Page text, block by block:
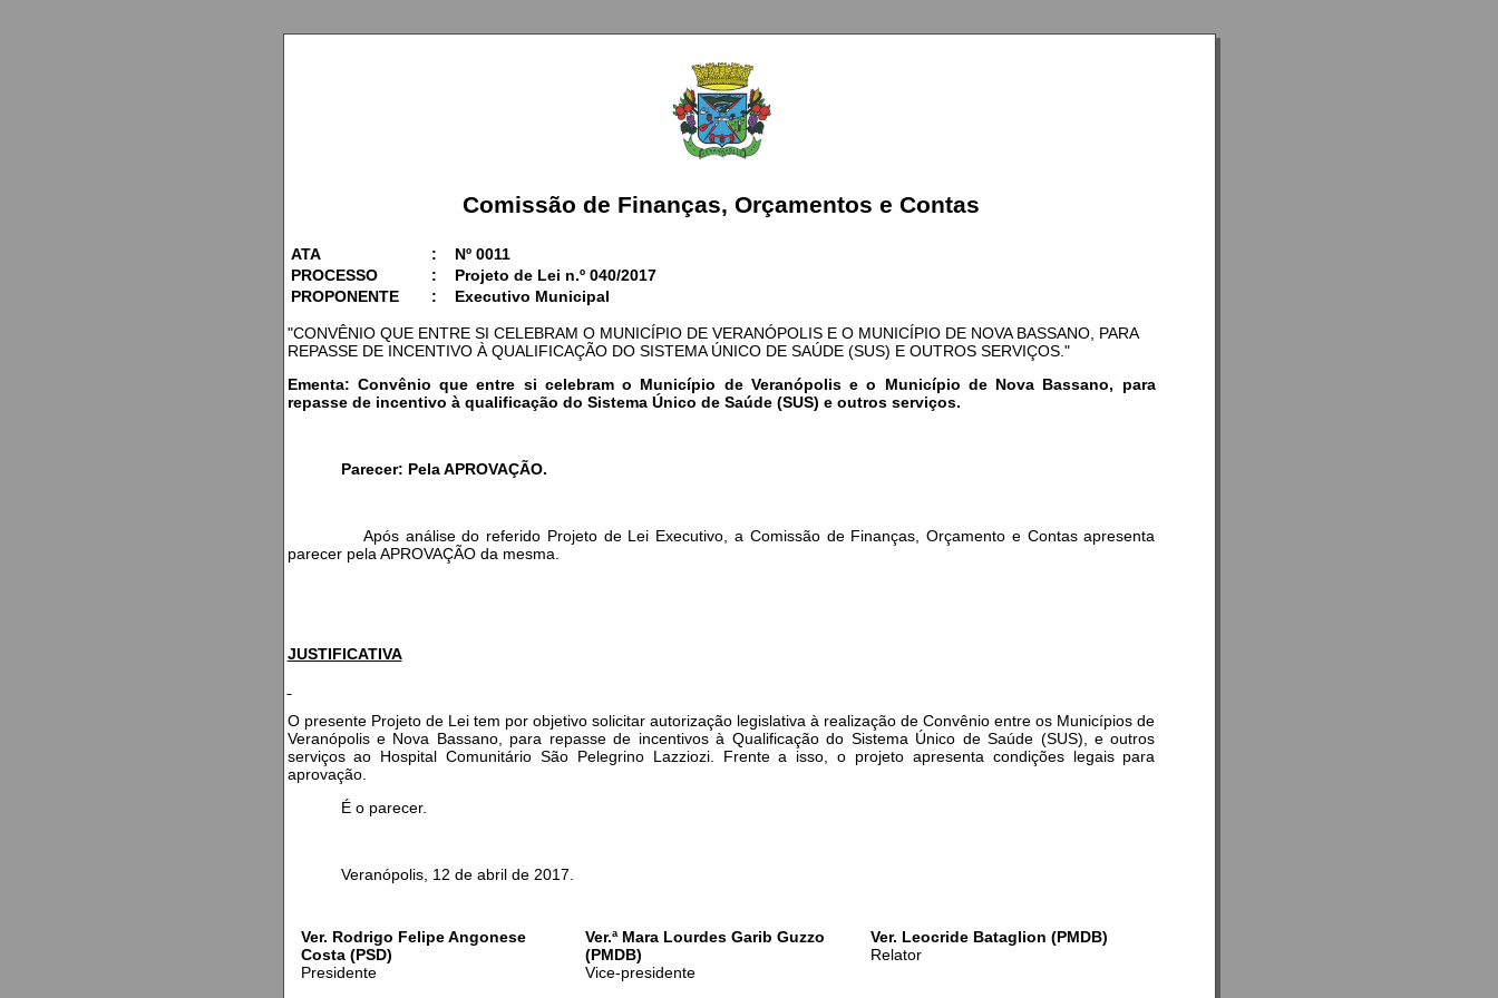
Comissão de Finanças, Orçamentos e Contas
ATA :
Nº 0011
PROCESSO
:
Projeto de Lei n.º 040/2017
PROPONENTE
: Executivo Municipal
"CONVÊNIO QUE ENTRE SI CELEBRAM O MUNICÍPIO DE VERANÓPOLIS E O MUNICÍPIO DE NOVA BASSANO, PARA
REPASSE DE INCENTIVO À QUALIFICAÇÃO DO SISTEMA ÚNICO DE SAÚDE (SUS) E OUTROS SERVIÇOS."
Ementa: Convênio que entre si celebram o Município de Veranópolis e o Município de Nova Bassano, para
repasse de incentivo à qualificação do Sistema Único de Saúde (SUS) e outros serviços.
Parecer: Pela APROVAÇÃO.
Após análise do referido Projeto de Lei Executivo, a Comissão de Finanças, Orçamento e Contas apresenta
parecer pela APROVAÇÃO da mesma.
JUSTIFICATIVA
O presente Projeto de Lei tem por objetivo solicitar autorização legislativa à realização de Convênio entre os Municípios de
Veranópolis e Nova Bassano, para repasse de incentivos à Qualificação do Sistema Único de Saúde (SUS), e outros
serviços ao Hospital Comunitário São Pelegrino Lazziozi. Frente a isso, o projeto apresenta condições legais para
aprovação.
É o parecer.
Veranópolis, 12 de abril de 2017.
Ver. Rodrigo Felipe Angonese
Costa (PSD)
Presidente
Ver.ª Mara Lourdes Garib Guzzo
(PMDB)
Vice-presidente
Ver. Leocride Bataglion (PMDB)
Relator